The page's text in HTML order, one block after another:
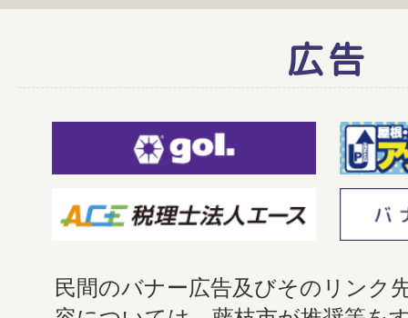
広告
民間のバナー広告及びそのリンク